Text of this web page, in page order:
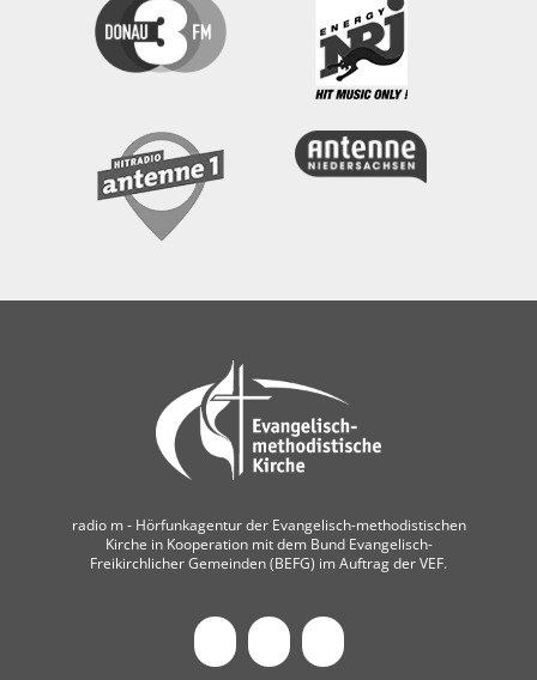
radio m ‐ Hörfunkagentur der Evangelisch-methodistischen
Kirche in Kooperation mit dem Bund Evangelisch-
Freikirchlicher Gemeinden (BEFG) im Auftrag der VEF.